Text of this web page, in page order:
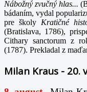
Nábožný zvučný hlas...
bádaním, vydal
pre školy Kratičné
(Bratislava, 1786),
Cithary sanctorum z
(1787). Prekladal z
Milan Kraus - 20.